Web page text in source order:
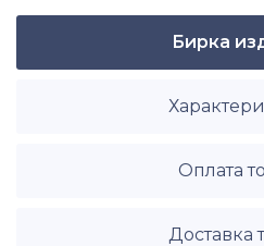
Бирка
Оплата
Доставка